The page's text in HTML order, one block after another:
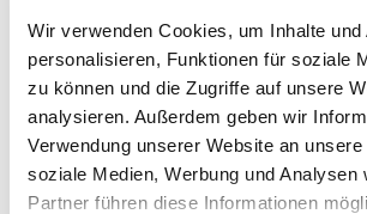
Wir verwenden Cookies, um Inhalte und
personalisieren, Funktionen für soziale
zu können und die Zugriffe auf unsere
analysieren. Außerdem geben wir
Verwendung unserer Website an
soziale Medien, Werbung und Analysen
Partner führen diese Informationen
Die Gemeinde Barßel plant in diesem Jahr
Straße "Zum Walde" in Harkebrügge. Aus
werden die erforderlichen Bauleistungen
ausgeschrieben. Nähere Einzelheiten
der beigefügten Bekanntmachung.
/ herunterladen: